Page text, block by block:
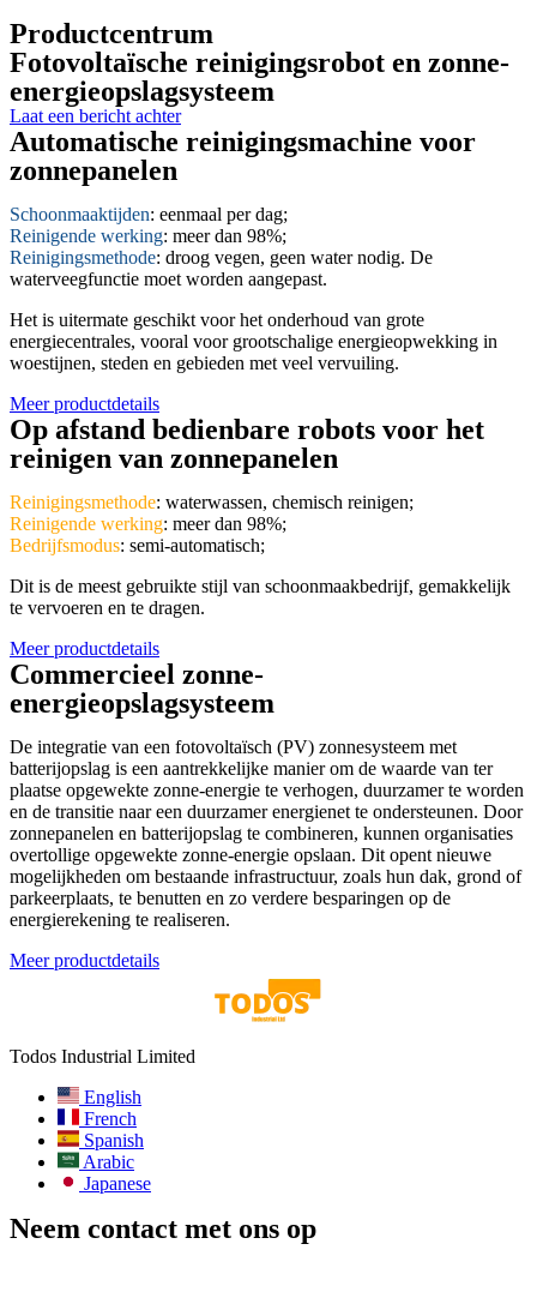
Productcentrum
Fotovoltaïsche reinigingsrobot en zonne-
energieopslagsysteem
Laat een bericht achter
Automatische reinigingsmachine voor
zonnepanelen
Schoonmaaktijden: eenmaal per dag;
Reinigende werking: meer dan 98%;
Reinigingsmethode: droog vegen, geen water nodig. De
waterveegfunctie moet worden aangepast.
Het is uitermate geschikt voor het onderhoud van grote
energiecentrales, vooral voor grootschalige energieopwekking in
woestijnen, steden en gebieden met veel vervuiling.
Meer productdetails
Op afstand bedienbare robots voor het
reinigen van zonnepanelen
Reinigingsmethode: waterwassen, chemisch reinigen;
Reinigende werking: meer dan 98%;
Bedrijfsmodus: semi-automatisch;
Dit is de meest gebruikte stijl van schoonmaakbedrijf, gemakkelijk
te vervoeren en te dragen.
Meer productdetails
Commercieel zonne-
energieopslagsysteem
De integratie van een fotovoltaïsch (PV) zonnesysteem met
batterijopslag is een aantrekkelijke manier om de waarde van ter
plaatse opgewekte zonne-energie te verhogen, duurzamer te worden
en de transitie naar een duurzamer energienet te ondersteunen. Door
zonnepanelen en batterijopslag te combineren, kunnen organisaties
overtollige opgewekte zonne-energie opslaan. Dit opent nieuwe
mogelijkheden om bestaande infrastructuur, zoals hun dak, grond of
parkeerplaats, te benutten en zo verdere besparingen op de
energierekening te realiseren.
Meer productdetails
Todos Industrial Limited
English
French
Spanish
Arabic
Japanese
Neem contact met ons op